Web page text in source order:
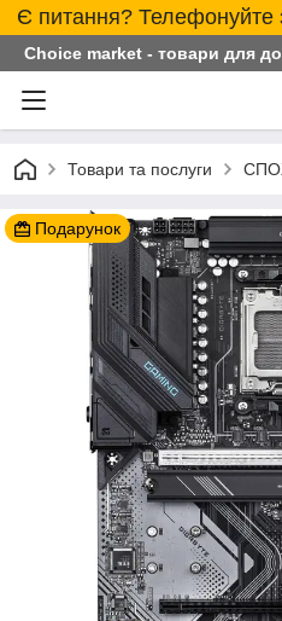
Є питання?
Choice market - товари для
Товари та послуги
Подарунок